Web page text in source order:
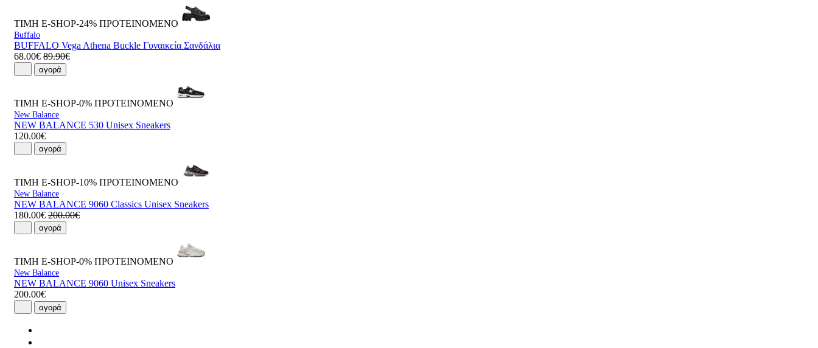
ΤΙΜΗ E-SHOP-24% ΠΡΟΤΕΙΝΟΜΕΝΟ
Buffalo
BUFFALO Vega Athena Buckle Γυναικεία Σανδάλια
68.00€ 89.90€
αγορά
ΤΙΜΗ E-SHOP-0% ΠΡΟΤΕΙΝΟΜΕΝΟ
New Balance
NEW BALANCE 530 Unisex Sneakers
120.00€
αγορά
ΤΙΜΗ E-SHOP-10% ΠΡΟΤΕΙΝΟΜΕΝΟ
New Balance
NEW BALANCE 9060 Classics Unisex Sneakers
180.00€ 200.00€
αγορά
ΤΙΜΗ E-SHOP-0% ΠΡΟΤΕΙΝΟΜΕΝΟ
New Balance
NEW BALANCE 9060 Unisex Sneakers
200.00€
αγορά